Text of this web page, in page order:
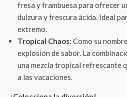
fresa y frambuesa para ofrecer
dulzura y frescura ácida. Ideal
extremo.
Tropical Chaos: Como su
explosión de sabor. La
una mezcla tropical refrescante
a las vacaciones.